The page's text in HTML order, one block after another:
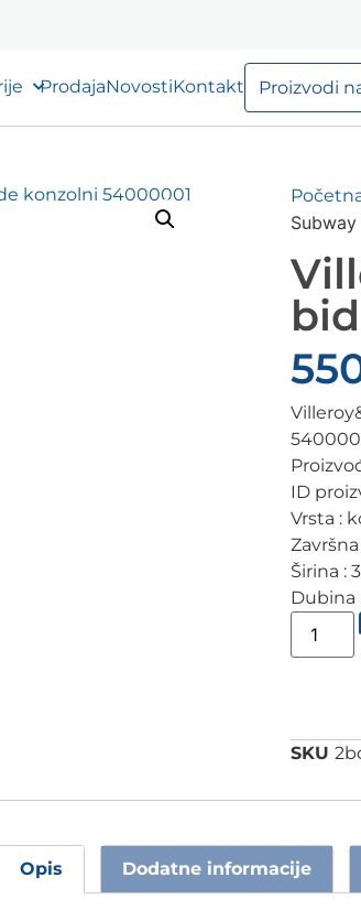
ProdajaNovostiKontakt Proizvodi
ID
Vrsta :
Širina :
Dubina
SKU
Opis Dodatne informacije